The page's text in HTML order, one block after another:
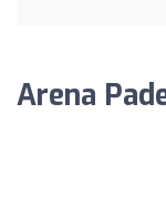
Arena